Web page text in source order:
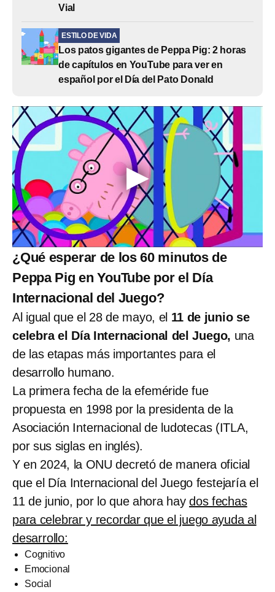
Vial
ESTILO DE VIDA
Los patos gigantes de Peppa Pig: 2 horas
de capítulos en YouTube para ver en
español por el Día del Pato Donald
¿Qué esperar de los 60 minutos de
Peppa Pig en YouTube por el Día
Internacional del Juego?
Al igual que el 28 de mayo, el 11 de junio se
celebra el Día Internacional del Juego, una
de las etapas más importantes para el
desarrollo humano.
La primera fecha de la efeméride fue
propuesta en 1998 por la presidenta de la
Asociación Internacional de ludotecas (ITLA,
por sus siglas en inglés).
Y en 2024, la ONU decretó de manera oficial
que el Día Internacional del Juego festejaría el
11 de junio, por lo que ahora hay dos fechas
para celebrar y recordar que el juego ayuda al
desarrollo:
Cognitivo
Emocional
Social